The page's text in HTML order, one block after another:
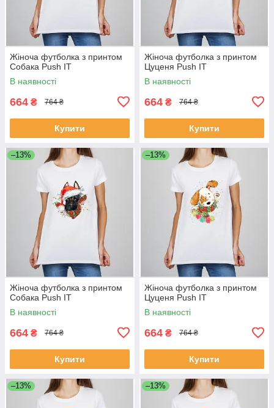
Жіноча футболка з принтом
Собака Push IT
В наявності
664 ₴ 764 ₴
Купити
Жіноча футболка з принтом
Цуценя Push IT
В наявності
664 ₴ 764 ₴
Купити
–13%
Жіноча футболка з принтом
Собака Push IT
В наявності
664 ₴ 764 ₴
Купити
–13%
Жіноча футболка з принтом
Цуценя Push IT
В наявності
664 ₴ 764 ₴
Купити
–13% –13%